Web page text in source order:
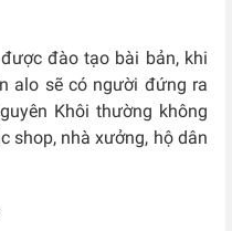
đào tạo bài bản, khi
alo sẽ có người đứng ra
Khôi thường không
shop, nhà xưởng, hộ dân